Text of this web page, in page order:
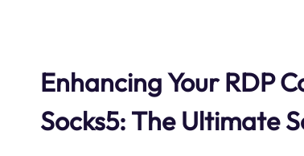
Enhancing Your RDP
Socks5: The Ultimate